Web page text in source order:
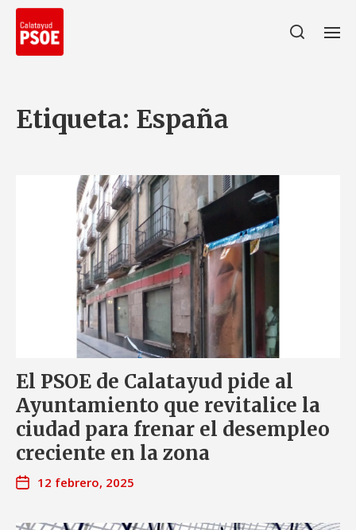
Etiqueta: España
El PSOE de Calatayud pide al
Ayuntamiento que revitalice la
ciudad para frenar el desempleo
creciente en la zona
12 febrero, 2025